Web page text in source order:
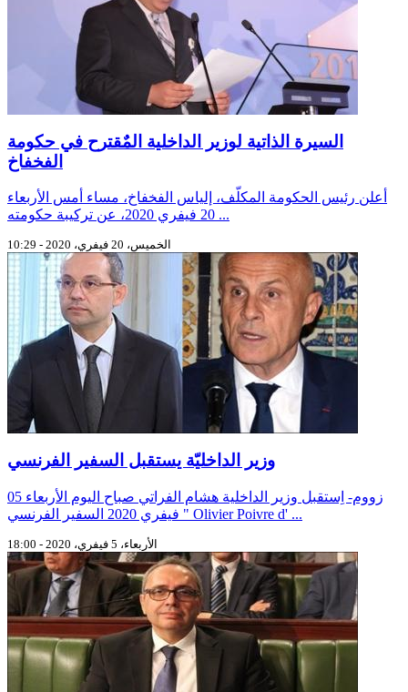
السيرة الذاتية لوزير الداخلية المٌقترح في حكومة
الفخفاخ
أعلن رئيس الحكومة المكلّف، إلياس الفخفاخ، مساء أمس الأربعاء
20 فيفري 2020، عن تركيبة حكومته ...
الخميس، 20 فيفري، 2020 - 10:29
وزير الداخليّة يستقبل السفير الفرنسي
زووم- اِستقبل وزير الداخلية هشام الفراتي صباح اليوم الأربعاء 05
فيفري 2020 السفير الفرنسي " Olivier Poivre d' ...
الأربعاء، 5 فيفري، 2020 - 18:00